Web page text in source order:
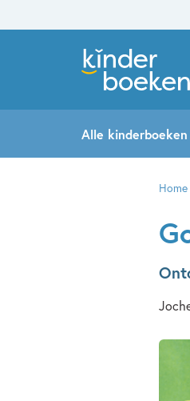
Alle kinderboeken
Home